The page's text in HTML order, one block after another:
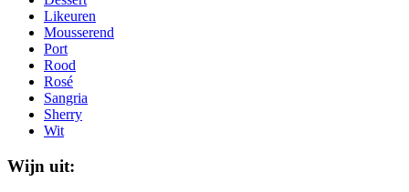
Likeuren
Mousserend
Port
Rood
Rosé
Sangria
Sherry
Wit
Wijn uit: